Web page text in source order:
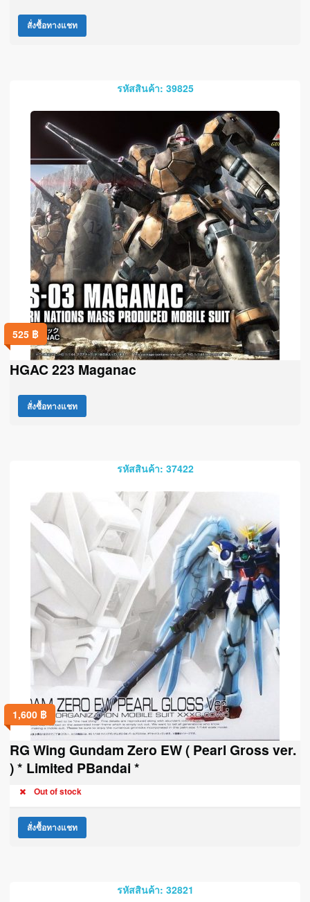
สั่งซื้อทางแชท
รหัสสินค้า: 39825
525 ฿
HGAC 223 Maganac
สั่งซื้อทางแชท
รหัสสินค้า: 37422
1,600 ฿
RG Wing Gundam Zero EW ( Pearl Gross ver.
) * Limited PBandai *
Out of stock
สั่งซื้อทางแชท
รหัสสินค้า: 32821